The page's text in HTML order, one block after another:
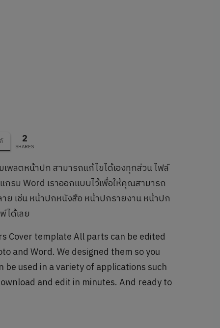
2
SHARES
ลตหน้าปก สามารถแก้ไขได้เองทุกส่วน ไฟล์
กรม Word เราออกแบบไว้เพื่อให้คุณสามารถ
เช่น หน้าปกหนังสือ หน้าปกรายงาน หน้าปก
ได้เลย
Cover template All parts can be edited
and Word. We designed them so you
used in a variety of applications such
and edit in minutes. And ready to